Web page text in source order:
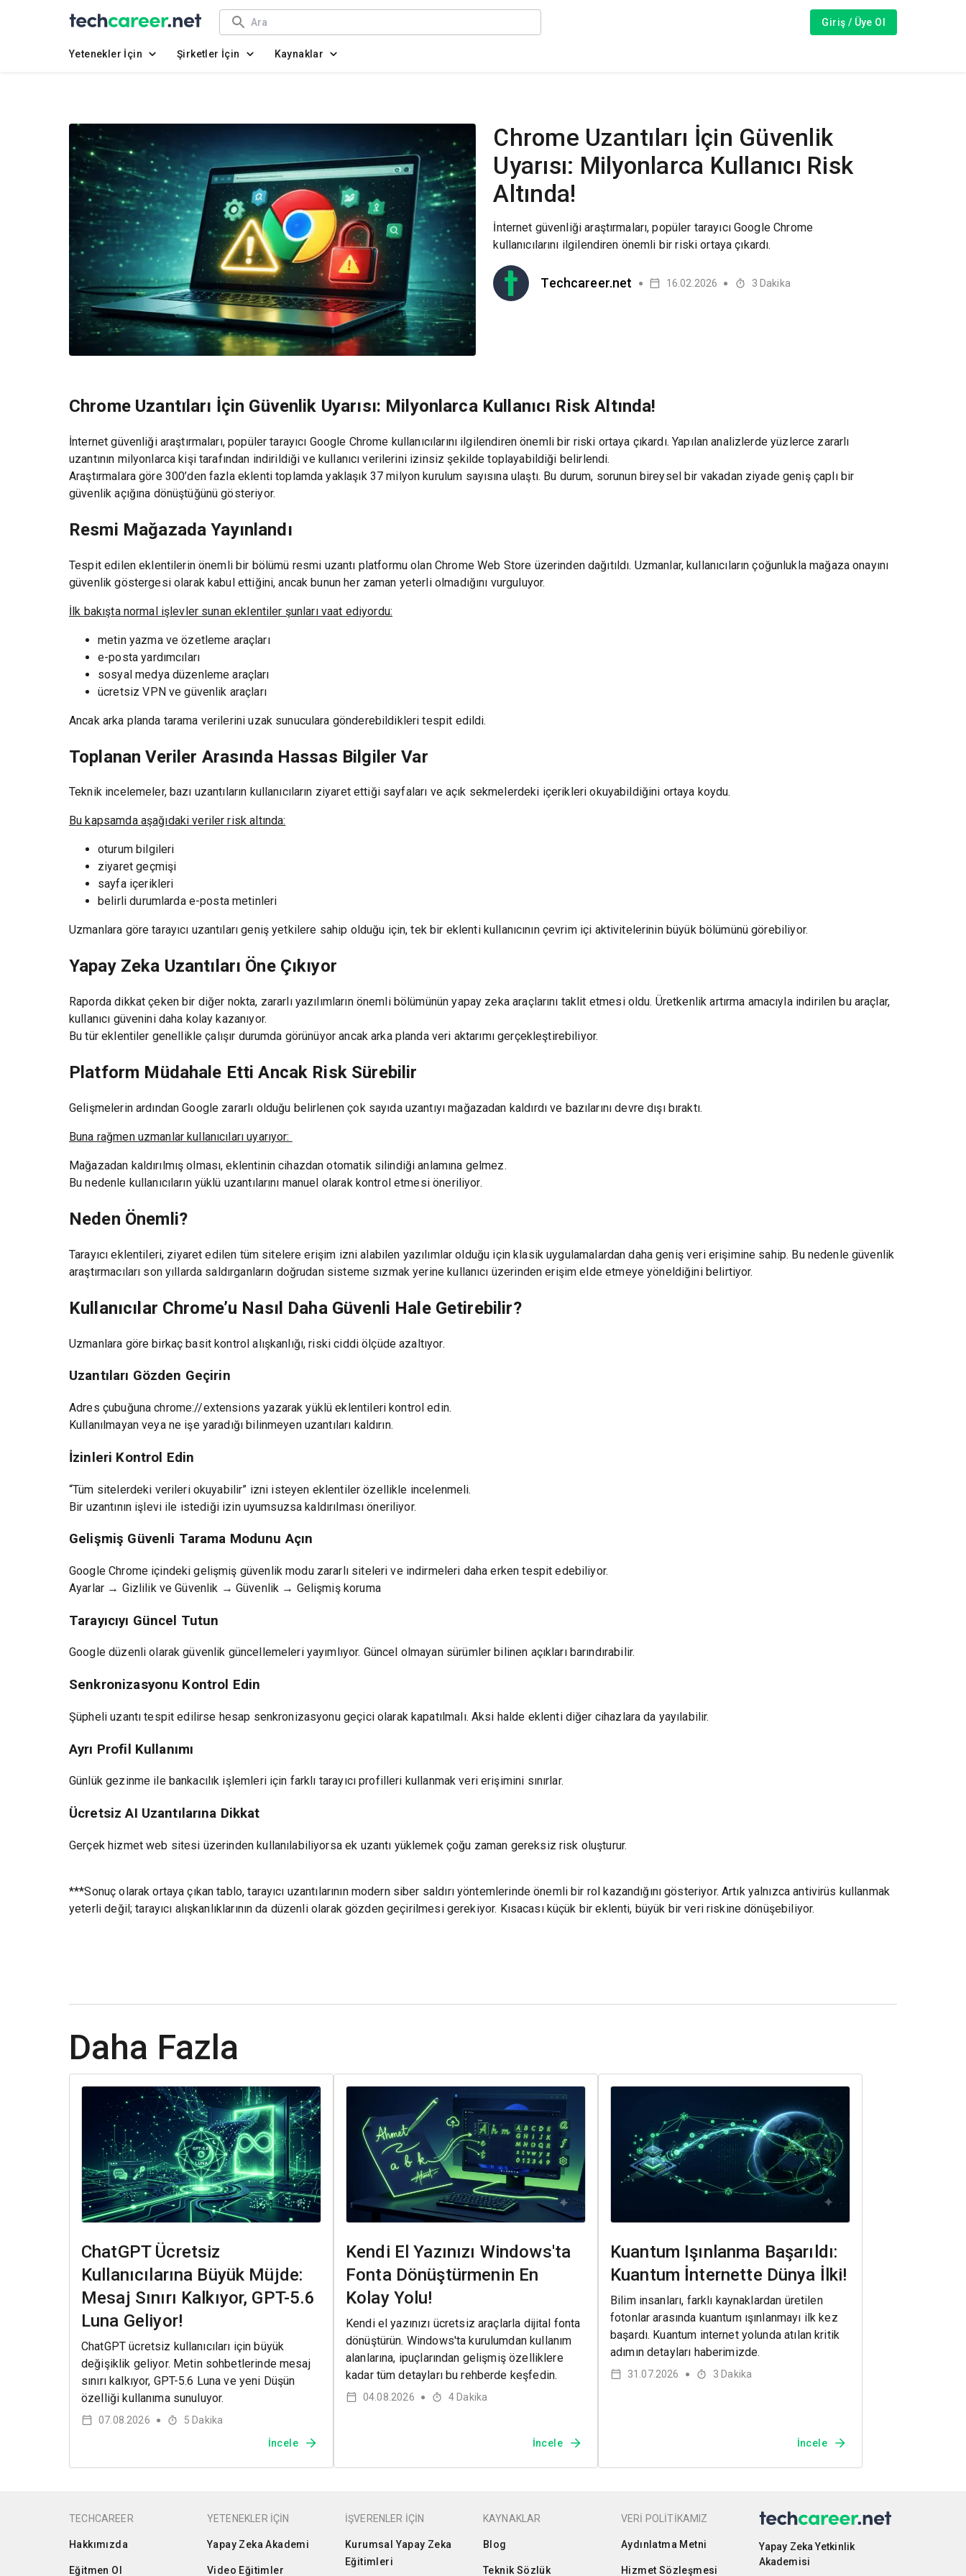
Giriş / Üye Ol
Yetenekler İçin Şirketler İçin Kaynaklar
Chrome Uzantıları İçin Güvenlik
Uyarısı: Milyonlarca Kullanıcı Risk
Altında!
İnternet güvenliği araştırmaları, popüler tarayıcı Google Chrome
kullanıcılarını ilgilendiren önemli bir riski ortaya çıkardı.
Techcareer.net ● 16.02.2026 ● 3 Dakika
Chrome Uzantıları İçin Güvenlik Uyarısı: Milyonlarca Kullanıcı Risk Altında!
İnternet güvenliği araştırmaları, popüler tarayıcı Google Chrome kullanıcılarını ilgilendiren önemli bir riski ortaya çıkardı. Yapılan analizlerde yüzlerce zararlı
uzantının milyonlarca kişi tarafından indirildiği ve kullanıcı verilerini izinsiz şekilde toplayabildiği belirlendi.
Araştırmalara göre 300’den fazla eklenti toplamda yaklaşık 37 milyon kurulum sayısına ulaştı. Bu durum, sorunun bireysel bir vakadan ziyade geniş çaplı bir
güvenlik açığına dönüştüğünü gösteriyor.
Resmi Mağazada Yayınlandı
Tespit edilen eklentilerin önemli bir bölümü resmi uzantı platformu olan Chrome Web Store üzerinden dağıtıldı. Uzmanlar, kullanıcıların çoğunlukla mağaza onayını
güvenlik göstergesi olarak kabul ettiğini, ancak bunun her zaman yeterli olmadığını vurguluyor.
İlk bakışta normal işlevler sunan eklentiler şunları vaat ediyordu:
metin yazma ve özetleme araçları
e-posta yardımcıları
sosyal medya düzenleme araçları
ücretsiz VPN ve güvenlik araçları
Ancak arka planda tarama verilerini uzak sunuculara gönderebildikleri tespit edildi.
Toplanan Veriler Arasında Hassas Bilgiler Var
Teknik incelemeler, bazı uzantıların kullanıcıların ziyaret ettiği sayfaları ve açık sekmelerdeki içerikleri okuyabildiğini ortaya koydu.
Bu kapsamda aşağıdaki veriler risk altında:
oturum bilgileri
ziyaret geçmişi
sayfa içerikleri
belirli durumlarda e-posta metinleri
Uzmanlara göre tarayıcı uzantıları geniş yetkilere sahip olduğu için, tek bir eklenti kullanıcının çevrim içi aktivitelerinin büyük bölümünü görebiliyor.
Yapay Zeka Uzantıları Öne Çıkıyor
Raporda dikkat çeken bir diğer nokta, zararlı yazılımların önemli bölümünün yapay zeka araçlarını taklit etmesi oldu. Üretkenlik artırma amacıyla indirilen bu araçlar,
kullanıcı güvenini daha kolay kazanıyor.
Bu tür eklentiler genellikle çalışır durumda görünüyor ancak arka planda veri aktarımı gerçekleştirebiliyor.
Platform Müdahale Etti Ancak Risk Sürebilir
Gelişmelerin ardından Google zararlı olduğu belirlenen çok sayıda uzantıyı mağazadan kaldırdı ve bazılarını devre dışı bıraktı.
Buna rağmen uzmanlar kullanıcıları uyarıyor:
Mağazadan kaldırılmış olması, eklentinin cihazdan otomatik silindiği anlamına gelmez.
Bu nedenle kullanıcıların yüklü uzantılarını manuel olarak kontrol etmesi öneriliyor.
Neden Önemli?
Tarayıcı eklentileri, ziyaret edilen tüm sitelere erişim izni alabilen yazılımlar olduğu için klasik uygulamalardan daha geniş veri erişimine sahip. Bu nedenle güvenlik
araştırmacıları son yıllarda saldırganların doğrudan sisteme sızmak yerine kullanıcı üzerinden erişim elde etmeye yöneldiğini belirtiyor.
Kullanıcılar Chrome’u Nasıl Daha Güvenli Hale Getirebilir?
Uzmanlara göre birkaç basit kontrol alışkanlığı, riski ciddi ölçüde azaltıyor.
Uzantıları Gözden Geçirin
Adres çubuğuna chrome://extensions yazarak yüklü eklentileri kontrol edin.
Kullanılmayan veya ne işe yaradığı bilinmeyen uzantıları kaldırın.
İzinleri Kontrol Edin
“Tüm sitelerdeki verileri okuyabilir” izni isteyen eklentiler özellikle incelenmeli.
Bir uzantının işlevi ile istediği izin uyumsuzsa kaldırılması öneriliyor.
Gelişmiş Güvenli Tarama Modunu Açın
Google Chrome içindeki gelişmiş güvenlik modu zararlı siteleri ve indirmeleri daha erken tespit edebiliyor.
Ayarlar → Gizlilik ve Güvenlik → Güvenlik → Gelişmiş koruma
Tarayıcıyı Güncel Tutun
Google düzenli olarak güvenlik güncellemeleri yayımlıyor. Güncel olmayan sürümler bilinen açıkları barındırabilir.
Senkronizasyonu Kontrol Edin
Şüpheli uzantı tespit edilirse hesap senkronizasyonu geçici olarak kapatılmalı. Aksi halde eklenti diğer cihazlara da yayılabilir.
Ayrı Profil Kullanımı
Günlük gezinme ile bankacılık işlemleri için farklı tarayıcı profilleri kullanmak veri erişimini sınırlar.
Ücretsiz AI Uzantılarına Dikkat
Gerçek hizmet web sitesi üzerinden kullanılabiliyorsa ek uzantı yüklemek çoğu zaman gereksiz risk oluşturur.
***Sonuç olarak ortaya çıkan tablo, tarayıcı uzantılarının modern siber saldırı yöntemlerinde önemli bir rol kazandığını gösteriyor. Artık yalnızca antivirüs kullanmak
yeterli değil; tarayıcı alışkanlıklarının da düzenli olarak gözden geçirilmesi gerekiyor. Kısacası küçük bir eklenti, büyük bir veri riskine dönüşebiliyor.
Daha Fazla
ChatGPT Ücretsiz
Kullanıcılarına Büyük Müjde:
Mesaj Sınırı Kalkıyor, GPT-5.6
Luna Geliyor!
ChatGPT ücretsiz kullanıcıları için büyük
değişiklik geliyor. Metin sohbetlerinde mesaj
sınırı kalkıyor, GPT-5.6 Luna ve yeni Düşün
özelliği kullanıma sunuluyor.
07.08.2026 ● 5 Dakika
İncele
Kendi El Yazınızı Windows'ta
Fonta Dönüştürmenin En
Kolay Yolu!
Kendi el yazınızı ücretsiz araçlarla dijital fonta
dönüştürün. Windows'ta kurulumdan kullanım
alanlarına, ipuçlarından gelişmiş özelliklere
kadar tüm detayları bu rehberde keşfedin.
04.08.2026 ● 4 Dakika
İncele
Kuantum Işınlanma Başarıldı:
Kuantum İnternette Dünya İlki!
Bilim insanları, farklı kaynaklardan üretilen
fotonlar arasında kuantum ışınlanmayı ilk kez
başardı. Kuantum internet yolunda atılan kritik
adımın detayları haberimizde.
31.07.2026 ● 3 Dakika
İncele
TECHCAREER
Hakkımızda
Eğitmen Ol
YETENEKLER İÇİN
Yapay Zeka Akademi
Video Eğitimler
İŞVERENLER İÇİN
Kurumsal Yapay Zeka
Eğitimleri
KAYNAKLAR
Blog
Teknik Sözlük
VERİ POLİTİKAMIZ
Aydınlatma Metni
Hizmet Sözleşmesi
Yapay Zeka Yetkinlik
Akademisi